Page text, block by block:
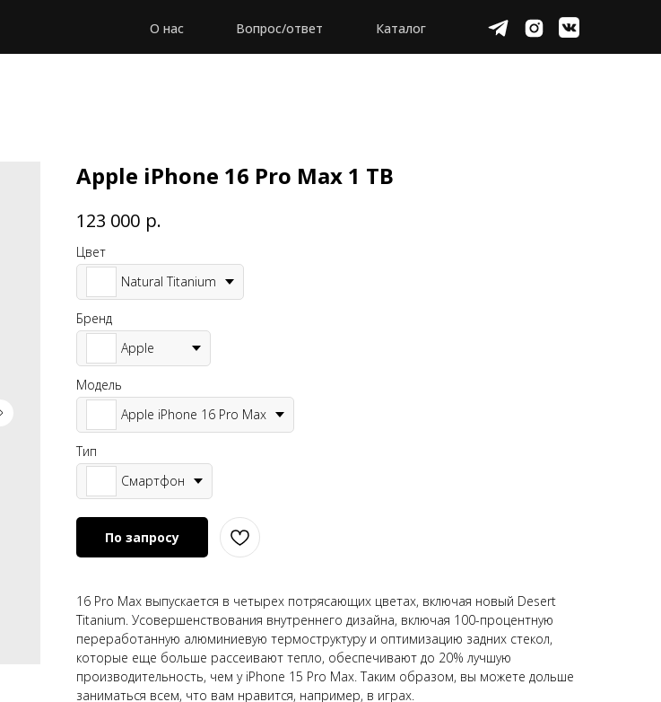
О нас Вопрос/ответ Каталог
Apple iPhone 16 Pro Max 1 TB
123 000 р.
Цвет
Natural Titanium
Бренд
Apple
Модель
Apple iPhone 16 Pro Max
Тип
Смартфон
По запросу
16 Pro Max выпускается в четырех потрясающих цветах, включая новый Desert
Titanium. Усовершенствования внутреннего дизайна, включая 100-процентную
переработанную алюминиевую термоструктуру и оптимизацию задних стекол,
которые еще больше рассеивают тепло, обеспечивают до 20% лучшую
производительность, чем у iPhone 15 Pro Max. Таким образом, вы можете дольше
заниматься всем, что вам нравится, например, в играх.